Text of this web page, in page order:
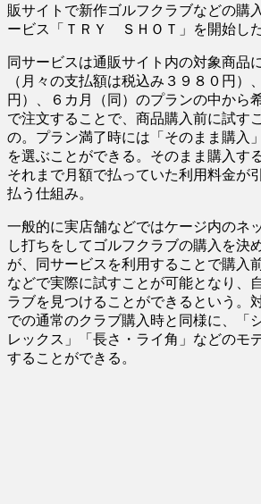
販サイトで新作ゴルフクラブなどの購
ービス「ＴＲＹ ＳＨＯＴ」を開始した
同サービスは通販サイト内の対象商品
（月々の支払額は税込み３９８０円）
円）、６カ月（同）のプランの中から
で注文することで、商品購入前に試す
の。プラン満了時には「そのまま購入
を選ぶことができる。そのまま購入す
それまで月額で払っていた利用料金が
払う仕組み。
一般的に実店舗などではケージ内のネ
し打ちをしてゴルフクラブの購入を決
が、同サービスを利用することで購入
などで実際に試すことが可能となり、
ラブを見つけることができるという。
での通常のクラブ購入時と同様に、「
レックス」「長さ・ライ角」などのモ
することができる。